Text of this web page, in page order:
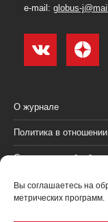
Вы соглашаетесь на
метрических программ.
e-mail: globus-
О журнале
Политика в
Согласие на
Пользовательское